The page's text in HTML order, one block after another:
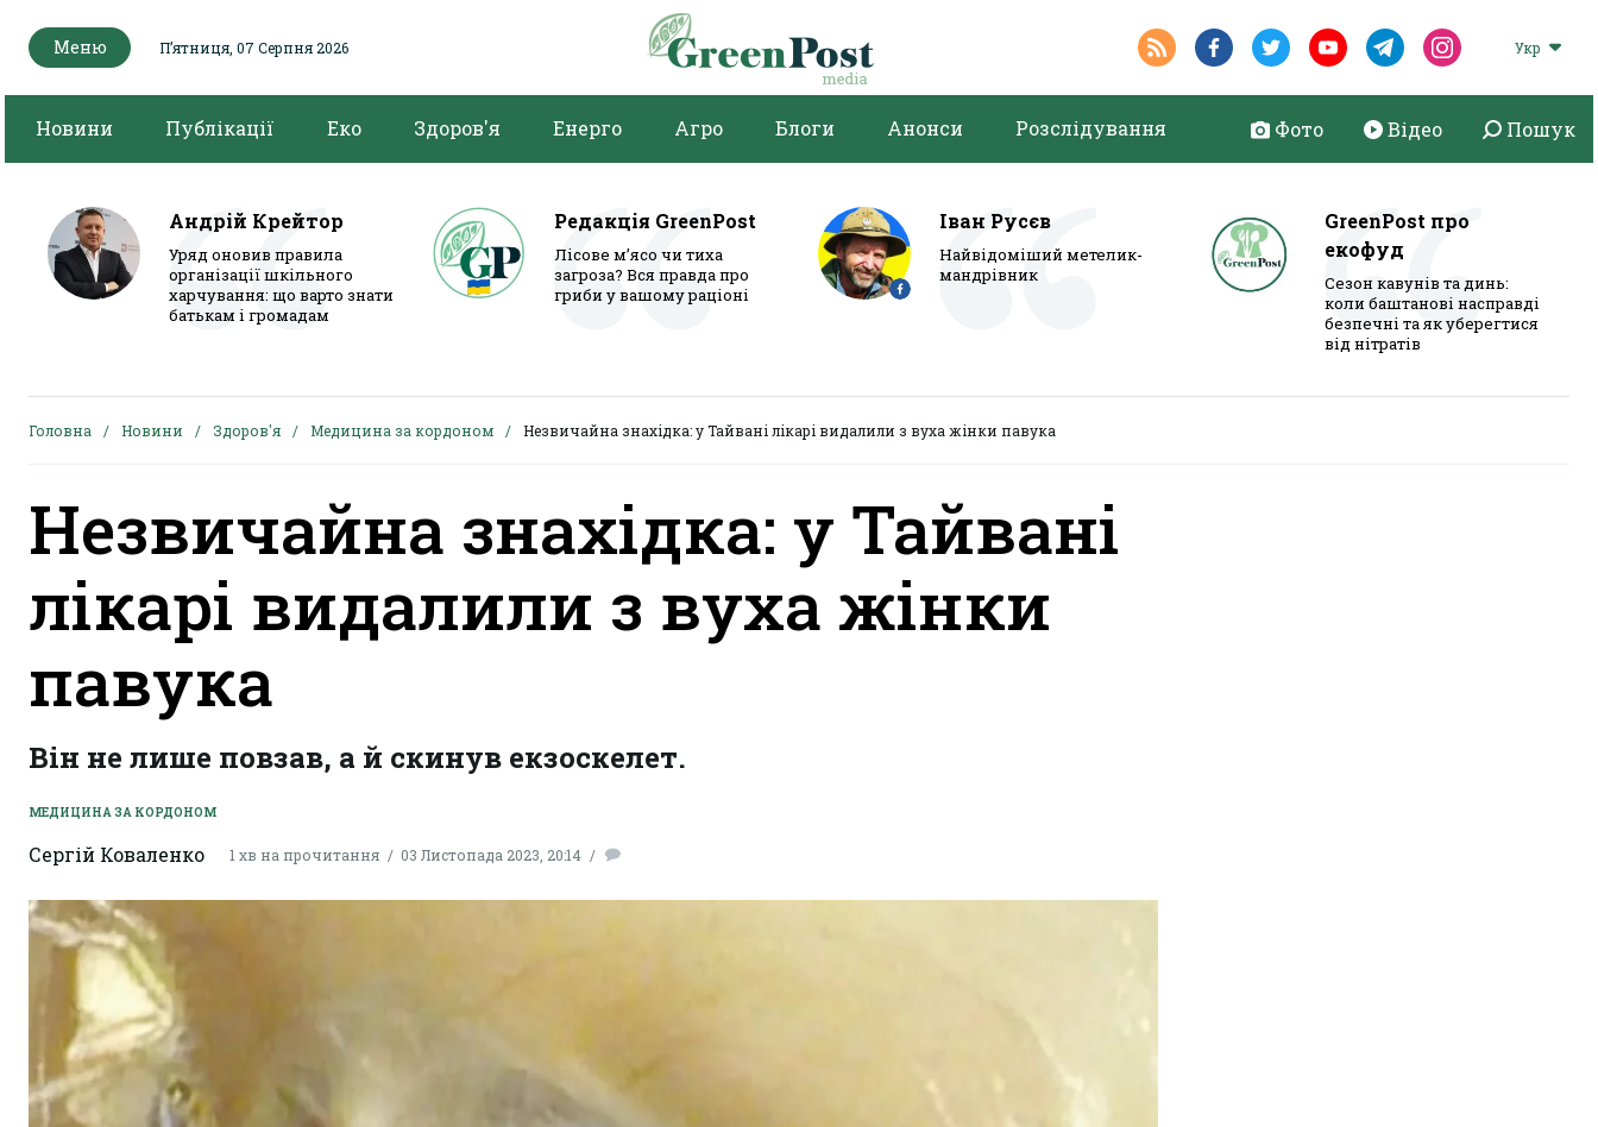
Меню Пʼятниця, 07 Серпня 2026 Укр
Новини Публікації Еко Здоров'я Енерго Агро Блоги Анонси Розслідування Фото Відео Пошук
Андрій Крейтор
Уряд оновив правила
організації шкільного
харчування: що варто знати
батькам і громадам
Редакція GreenPost
Лісове м’ясо чи тиха
загроза? Вся правда про
гриби у вашому раціоні
Іван Русєв
Найвідоміший метелик-
мандрівник
GreenPost про
екофуд
Сезон кавунів та динь:
коли баштанові насправді
безпечні та як уберегтися
від нітратів
Головна Новини Здоров'я Медицина за кордоном Незвичайна знахідка: у Тайвані лікарі видалили з вуха жінки павука
Незвичайна знахідка: у Тайвані
лікарі видалили з вуха жінки
павука
Він не лише повзав, а й скинув екзоскелет.
МЕДИЦИНА ЗА КОРДОНОМ
Сергій Коваленко 1 хв на прочитання 03 Листопада 2023, 20:14